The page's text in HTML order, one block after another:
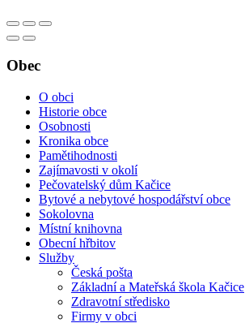
Obec
O obci
Historie obce
Osobnosti
Kronika obce
Pamětihodnosti
Zajímavosti v okolí
Pečovatelský dům Kačice
Bytové a nebytové hospodářství obce
Sokolovna
Místní knihovna
Obecní hřbitov
Služby
Česká pošta
Základní a Mateřská škola Kačice
Zdravotní středisko
Firmy v obci